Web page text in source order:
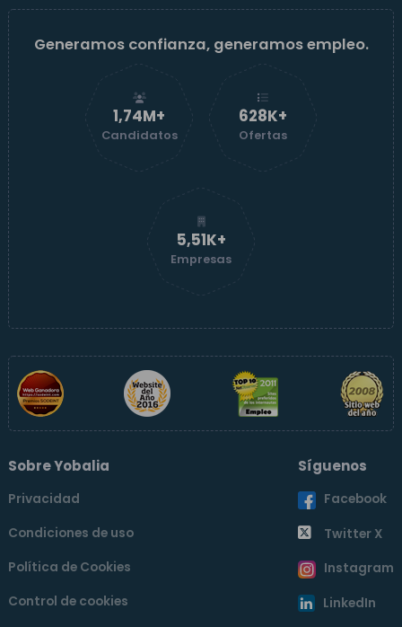
Generamos confianza, generamos empleo.
1,74M+
Candidatos
629K+
Ofertas
5,51K+
Empresas
Sobre Yobalia
Privacidad
Condiciones de uso
Política de Cookies
Control de cookies
Síguenos
Facebook
Twitter X
Instagram
LinkedIn